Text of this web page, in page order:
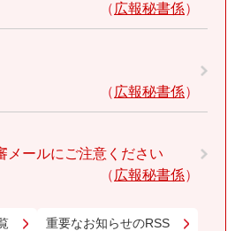
広報秘書係
広報秘書係
メールにご注意ください
広報秘書係
重要なお知らせのRSS